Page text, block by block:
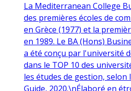
La Mediterranean College
des premières écoles de
en Grèce (1977) et la
en 1989. Le BA (Hons)
a été conçu par l'université
dans le TOP 10 des
les études de gestion,
Guide, 2020.\nÉlaboré en